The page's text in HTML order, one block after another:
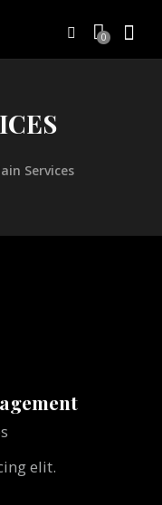
0
Services
elit.